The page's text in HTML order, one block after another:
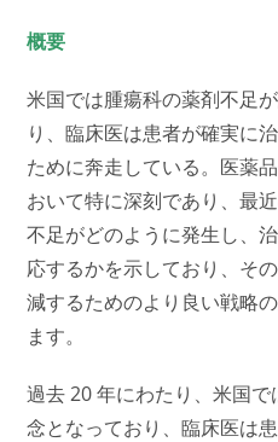
概要
米国では腫瘍科の薬剤不足
り、臨床医は患者が確実に
ために奔走している。医薬
おいて特に深刻であり、最
不足がどのように発生し、
応するかを示しており、そ
減するためのより良い戦略
ます。
過去 20 年にわたり、米国
念となっており、臨床医は